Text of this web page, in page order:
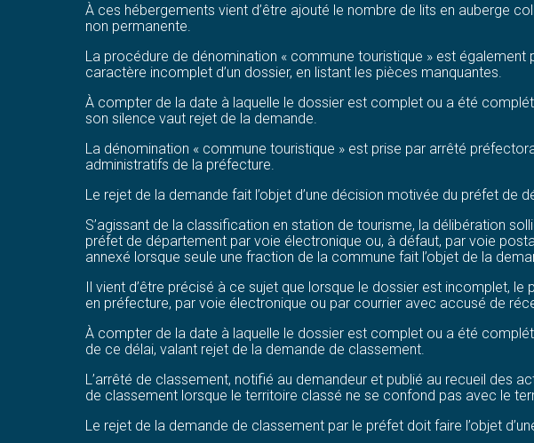
À ces hébergements vient d’être ajouté le nombre de lits en auberge
non permanente.
La procédure de dénomination « commune touristique » est également
caractère incomplet d’un dossier, en listant les pièces manquantes.
À compter de la date à laquelle le dossier est complet ou a été
son silence vaut rejet de la demande.
La dénomination « commune touristique » est prise par arrêté
administratifs de la préfecture.
Le rejet de la demande fait l’objet d’une décision motivée du préfet de
S’agissant de la classification en station de tourisme, la délibération
préfet de département par voie électronique ou, à défaut, par voie
annexé lorsque seule une fraction de la commune fait l’objet de la
Il vient d’être précisé à ce sujet que lorsque le dossier est incomplet,
en préfecture, par voie électronique ou par courrier avec accusé de
À compter de la date à laquelle le dossier est complet ou a été
de ce délai, valant rejet de la demande de classement.
L’arrêté de classement, notifié au demandeur et publié au recueil des
de classement lorsque le territoire classé ne se confond pas avec le
Le rejet de la demande de classement par le préfet doit faire l’objet